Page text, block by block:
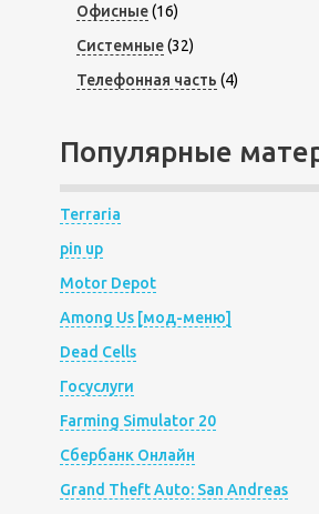
Офисные(16)
Системные(32)
Телефонная часть (4)
Популярные
Terraria
pin up
Motor Depot
Among Us [мод-меню]
Dead Cells
Госуслуги
Farming Simulator 20
Сбербанк Онлайн
Grand Theft Auto: San Andreas